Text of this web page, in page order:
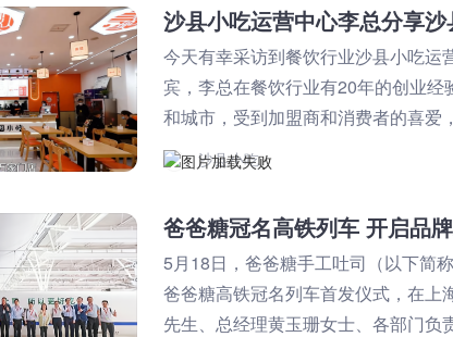
沙县小吃运营中心李总分享
今天有幸采访到餐饮行业沙县小吃运
宾，李总在餐饮行业有20年的创业
和城市，受到加盟商和消费者的喜爱
小吃运营中的心路历程！
沙县小吃
爸爸糖冠名高铁列车 开启品
5月18日，爸爸糖手工吐司（以下简
爸爸糖高铁冠名列车首发仪式，在上
先生、总经理黄玉珊女士、各部门负